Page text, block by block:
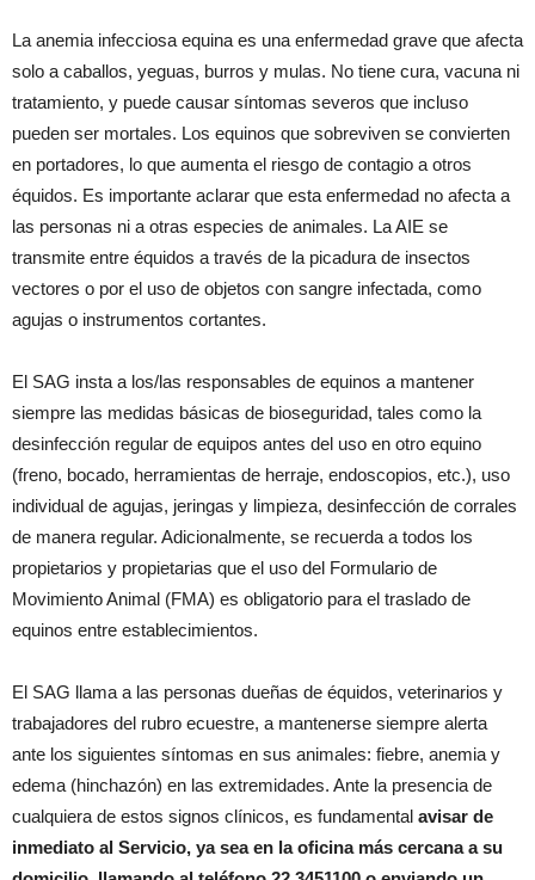
La anemia infecciosa equina es una enfermedad grave que afecta
solo a caballos, yeguas, burros y mulas. No tiene cura, vacuna ni
tratamiento, y puede causar síntomas severos que incluso
pueden ser mortales. Los equinos que sobreviven se convierten
en portadores, lo que aumenta el riesgo de contagio a otros
équidos. Es importante aclarar que esta enfermedad no afecta a
las personas ni a otras especies de animales. La AIE se
transmite entre équidos a través de la picadura de insectos
vectores o por el uso de objetos con sangre infectada, como
agujas o instrumentos cortantes.
El SAG insta a los/las responsables de equinos a mantener
siempre las medidas básicas de bioseguridad, tales como la
desinfección regular de equipos antes del uso en otro equino
(freno, bocado, herramientas de herraje, endoscopios, etc.), uso
individual de agujas, jeringas y limpieza, desinfección de corrales
de manera regular. Adicionalmente, se recuerda a todos los
propietarios y propietarias que el uso del Formulario de
Movimiento Animal (FMA) es obligatorio para el traslado de
equinos entre establecimientos.
El SAG llama a las personas dueñas de équidos, veterinarios y
trabajadores del rubro ecuestre, a mantenerse siempre alerta
ante los siguientes síntomas en sus animales: fiebre, anemia y
edema (hinchazón) en las extremidades. Ante la presencia de
cualquiera de estos signos clínicos, es fundamental avisar de
inmediato al Servicio, ya sea en la oficina más cercana a su